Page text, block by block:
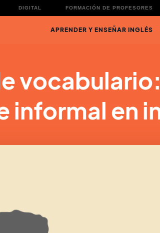
DIGITAL FORMACIÓN DE PROFESORES
APRENDER Y ENSEÑAR INGLÉS
informal en